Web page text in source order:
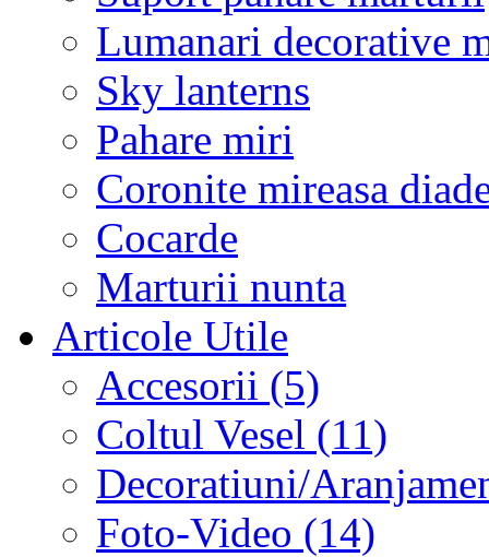
Lumanari decorative
Sky lanterns
Pahare miri
Coronite mireasa
Cocarde
Marturii nunta
Articole Utile
Accesorii (5)
Coltul Vesel (11)
Decoratiuni/
Foto-Video (14)